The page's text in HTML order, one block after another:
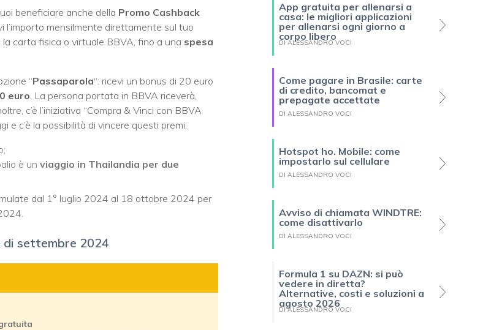
beneficiare anche della Promo Cashback
l’importo mensilmente direttamente sul tuo
carta fisica o virtuale BBVA, fino a una spesa
“Passaparola“: ricevi un bonus di 20 euro
euro . La persona portata in BBVA riceverà,
c’è l’iniziativa “Compra & Vinci con BBVA
c’è la possibilità di vincere questi premi:
è un viaggio in Thailandia per due
dal 1° luglio 2024 al 18 ottobre 2024 per
settembre 2024
App gratuita per allenarsi a
casa: le migliori applicazioni
per allenarsi ogni giorno a
corpo libero
DI ALESSANDRO VOCI
Come pagare in Brasile: carte
di credito, bancomat e
prepagate accettate
DI ALESSANDRO VOCI
Hotspot ho. Mobile: come
impostarlo sul cellulare
DI ALESSANDRO VOCI
Avviso di chiamata WINDTRE:
come disattivarlo
DI ALESSANDRO VOCI
Formula 1 su DAZN: si può
vedere in diretta?
Alternative, costi e soluzioni a
agosto 2026
DI ALESSANDRO VOCI